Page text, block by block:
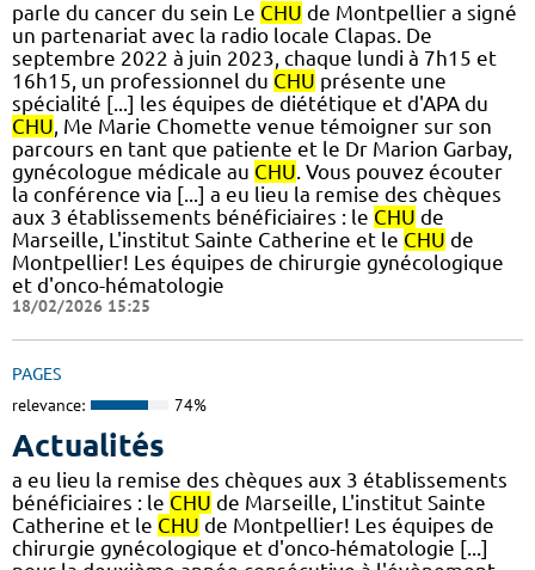
parle du cancer du sein Le CHU de Montpellier a signé
un partenariat avec la radio locale Clapas. De
septembre 2022 à juin 2023, chaque lundi à 7h15 et
16h15, un professionnel du CHU présente une
spécialité [...] les équipes de diététique et d'APA du
CHU, Me Marie Chomette venue témoigner sur son
parcours en tant que patiente et le Dr Marion Garbay,
gynécologue médicale au CHU. Vous pouvez écouter
la conférence via [...] a eu lieu la remise des chèques
aux 3 établissements bénéficiaires : le CHU de
Marseille, L'institut Sainte Catherine et le CHU de
Montpellier! Les équipes de chirurgie gynécologique
et d'onco-hématologie
18/02/2026 15:25
PAGES
relevance: 74%
Actualités
a eu lieu la remise des chèques aux 3 établissements
bénéficiaires : le CHU de Marseille, L'institut Sainte
Catherine et le CHU de Montpellier! Les équipes de
chirurgie gynécologique et d'onco-hématologie [...]